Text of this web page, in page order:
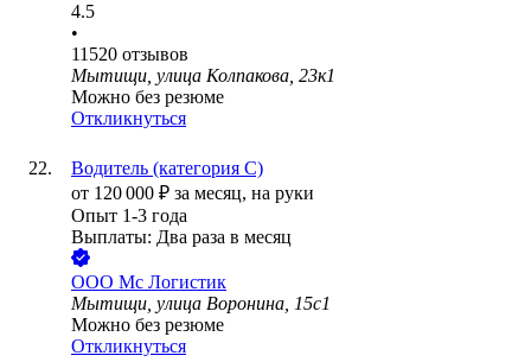
4.5
•
11520 отзывов
Мытищи, улица Колпакова, 23к1
Можно без резюме
Откликнуться
Водитель (категория С)
от 120 000 ₽ за месяц, на руки
Опыт 1-3 года
Выплаты: Два раза в месяц
ООО Мс Логистик
Мытищи, улица Воронина, 15с1
Можно без резюме
Откликнуться